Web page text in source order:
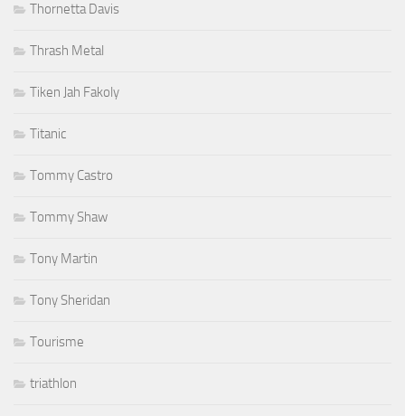
Thornetta Davis
Thrash Metal
Tiken Jah Fakoly
Titanic
Tommy Castro
Tommy Shaw
Tony Martin
Tony Sheridan
Tourisme
triathlon